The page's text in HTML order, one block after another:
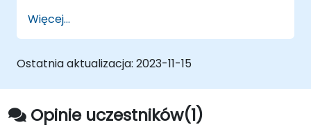
dostosowywać testy do wielu urządzeń i
analizować wyniki testów.
Korzystać z rozszerzeń skryptowych
TestComplete.
Więcej...
Ostatnia aktualizacja: 2023-11-15
Opinie uczestników(1)